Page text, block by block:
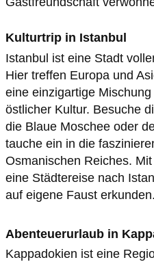
Kulturtrip in Istanbul
Istanbul ist eine Stadt
Hier treffen Europa und
eine einzigartige
östlicher Kultur. Besuche
die Blaue Moschee oder
tauche ein in die
Osmanischen Reiches.
eine Städtereise nach
auf eigene Faust erkunden.
Abenteuerurlaub in
Kappadokien ist eine